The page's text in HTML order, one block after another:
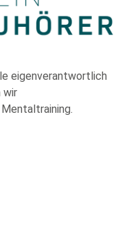
eigenverantwortlich
wir